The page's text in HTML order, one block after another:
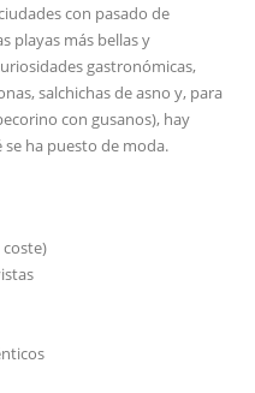
con pasado de
playas más bellas y
gastronómicas,
salchichas de asno y, para
con gusanos), hay
ha puesto de moda.